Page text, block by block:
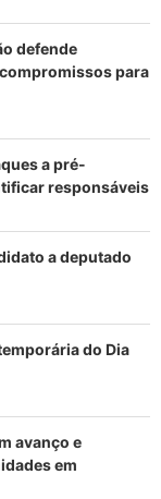
defende
para
a pré-
responsáveis
a deputado
do Dia
avanço e
em